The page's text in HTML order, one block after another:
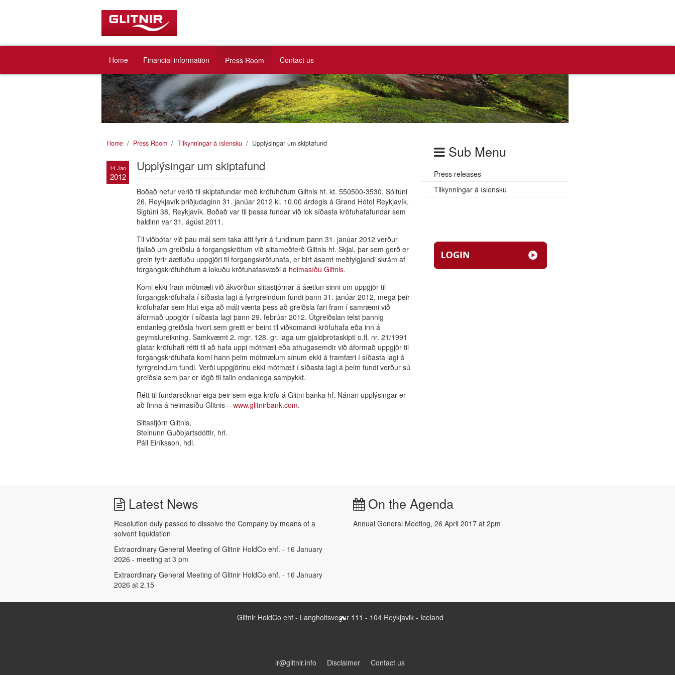
Home Financial information Press Room Contact us
Home Press Room Tilkynningar á íslensku Upplýsingar um skiptafund
14 Jan
2012
Upplýsingar um skiptafund
Boðað hefur verið til skiptafundar með kröfuhöfum Glitnis hf. kt. 550500-3530, Sóltúni
26, Reykjavík þriðjudaginn 31. janúar 2012 kl. 10.00 árdegis á Grand Hótel Reykjavík,
Sigtúni 38, Reykjavík. Boðað var til þessa fundar við lok síðasta kröfuhafafundar sem
haldinn var 31. ágúst 2011.
Til viðbótar við þau mál sem taka átti fyrir á fundinum þann 31. janúar 2012 verður
fjallað um greiðslu á forgangskröfum við slitameðferð Glitnis hf. Skjal, þar sem gerð er
grein fyrir áætluðu uppgjöri til forgangskröfuhafa, er birt ásamt meðfylgjandi skrám af
forgangskröfuhöfum á lokuðu kröfuhafasvæði á heimasíðu Glitnis.
Komi ekki fram mótmæli við ákvörðun slitastjórnar á áætlun sinni um uppgjör til
forgangskröfuhafa í síðasta lagi á fyrrgreindum fundi þann 31. janúar 2012, mega þeir
kröfuhafar sem hlut eiga að máli vænta þess að greiðsla fari fram í samræmi við
áformað uppgjör í síðasta lagi þann 29. febrúar 2012. Útgreiðslan telst þannig
endanleg greiðsla hvort sem greitt er beint til viðkomandi kröfuhafa eða inn á
geymslureikning. Samkvæmt 2. mgr. 128. gr. laga um gjaldþrotaskipti o.fl. nr. 21/1991
glatar kröfuhafi rétti til að hafa uppi mótmæli eða athugasemdir við áformað uppgjör til
forgangskröfuhafa komi hann þeim mótmælum sínum ekki á framfæri í síðasta lagi á
fyrrgreindum fundi. Verði uppgjörinu ekki mótmælt í síðasta lagi á þeim fundi verður sú
greiðsla sem þar er lögð til talin endanlega samþykkt.
Rétt til fundarsóknar eiga þeir sem eiga kröfu á Glitni banka hf. Nánari upplýsingar er
að finna á heimasíðu Glitnis – www.glitnirbank.com.
Slitastjórn Glitnis,
Steinunn Guðbjartsdóttir, hrl.
Páll Eiríksson, hdl.
Sub Menu
Press releases
Tilkynningar á íslensku
Latest News
Resolution duly passed to dissolve the Company by means of a
solvent liquidation
Extraordinary General Meeting of Glitnir HoldCo ehf. - 16 January
2026 - meeting at 3 pm
Extraordinary General Meeting of Glitnir HoldCo ehf. - 16 January
2026 at 2.15
On the Agenda
Annual General Meeting, 26 April 2017 at 2pm
Glitnir HoldCo ehf - Langholtsvegur 111 - 104 Reykjavik - Iceland
ir@glitnir.info Disclaimer Contact us